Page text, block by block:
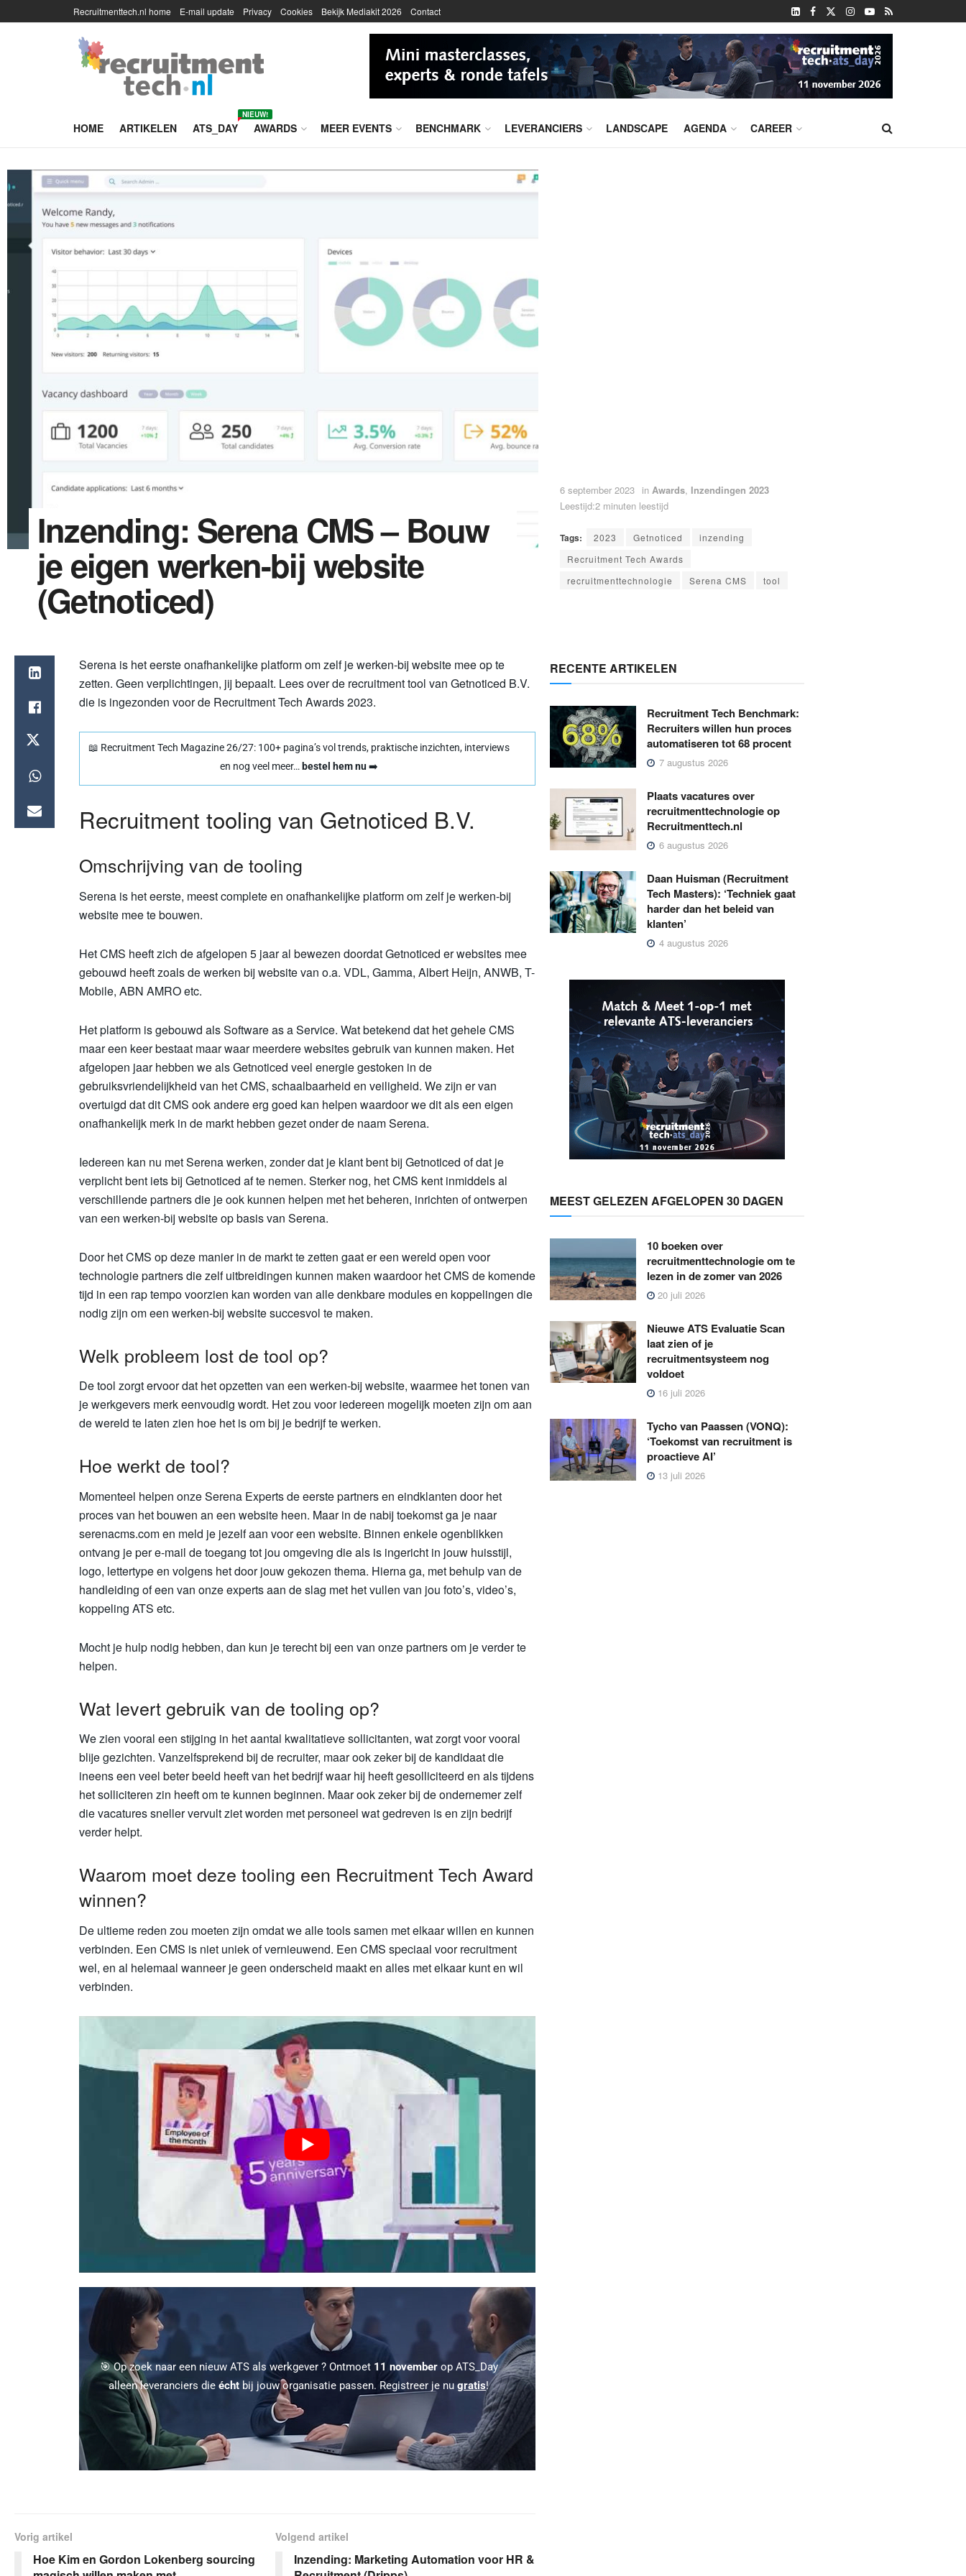
Recruitmenttech.nl home E-mail update Privacy Cookies Bekijk Mediakit 2026 Contact
HOME ARTIKELEN ATS_DAY
NIEUW!
AWARDS MEER EVENTS BENCHMARK LEVERANCIERS LANDSCAPE AGENDA CAREER
Inzending: Serena CMS – Bouw
je eigen werken-bij website
(Getnoticed)
6 september 2023 in Awards, Inzendingen 2023
Leestijd:2 minuten leestijd
Tags: 2023 Getnoticed
inzending
Recruitment Tech Awards
recruitmenttechnologie
Serena CMS tool
Serena is het eerste onafhankelijke platform om zelf je werken-bij website mee op te
zetten. Geen verplichtingen, jij bepaalt. Lees over de recruitment tool van Getnoticed B.V.
die is ingezonden voor de Recruitment Tech Awards 2023.
📖 Recruitment Tech Magazine 26/27: 100+ pagina’s vol trends, praktische inzichten, interviews
en nog veel meer… bestel hem nu➡️
Recruitment tooling van Getnoticed B.V.
Omschrijving van de tooling
Serena is het eerste, meest complete en onafhankelijke platform om zelf je werken-bij
website mee te bouwen.
Het CMS heeft zich de afgelopen 5 jaar al bewezen doordat Getnoticed er websites mee
gebouwd heeft zoals de werken bij website van o.a. VDL, Gamma, Albert Heijn, ANWB, T-
Mobile, ABN AMRO etc.
Het platform is gebouwd als Software as a Service. Wat betekend dat het gehele CMS
maar een keer bestaat maar waar meerdere websites gebruik van kunnen maken. Het
afgelopen jaar hebben we als Getnoticed veel energie gestoken in de
gebruiksvriendelijkheid van het CMS, schaalbaarheid en veiligheid. We zijn er van
overtuigd dat dit CMS ook andere erg goed kan helpen waardoor we dit als een eigen
onafhankelijk merk in de markt hebben gezet onder de naam Serena.
Iedereen kan nu met Serena werken, zonder dat je klant bent bij Getnoticed of dat je
verplicht bent iets bij Getnoticed af te nemen. Sterker nog, het CMS kent inmiddels al
verschillende partners die je ook kunnen helpen met het beheren, inrichten of ontwerpen
van een werken-bij website op basis van Serena.
Door het CMS op deze manier in de markt te zetten gaat er een wereld open voor
technologie partners die zelf uitbreidingen kunnen maken waardoor het CMS de komende
tijd in een rap tempo voorzien kan worden van alle denkbare modules en koppelingen die
nodig zijn om een werken-bij website succesvol te maken.
Welk probleem lost de tool op?
De tool zorgt ervoor dat het opzetten van een werken-bij website, waarmee het tonen van
je werkgevers merk eenvoudig wordt. Het zou voor iedereen mogelijk moeten zijn om aan
de wereld te laten zien hoe het is om bij je bedrijf te werken.
Hoe werkt de tool?
Momenteel helpen onze Serena Experts de eerste partners en eindklanten door het
proces van het bouwen an een website heen. Maar in de nabij toekomst ga je naar
serenacms.com en meld je jezelf aan voor een website. Binnen enkele ogenblikken
ontvang je per e-mail de toegang tot jou omgeving die als is ingericht in jouw huisstijl,
logo, lettertype en volgens het door jouw gekozen thema. Hierna ga, met behulp van de
handleiding of een van onze experts aan de slag met het vullen van jou foto’s, video’s,
koppeling ATS etc.
Mocht je hulp nodig hebben, dan kun je terecht bij een van onze partners om je verder te
helpen.
Wat levert gebruik van de tooling op?
We zien vooral een stijging in het aantal kwalitatieve sollicitanten, wat zorgt voor vooral
blije gezichten. Vanzelfsprekend bij de recruiter, maar ook zeker bij de kandidaat die
ineens een veel beter beeld heeft van het bedrijf waar hij heeft gesolliciteerd en als tijdens
het solliciteren zin heeft om te kunnen beginnen. Maar ook zeker bij de ondernemer zelf
die vacatures sneller vervult ziet worden met personeel wat gedreven is en zijn bedrijf
verder helpt.
Waarom moet deze tooling een Recruitment Tech Award
winnen?
De ultieme reden zou moeten zijn omdat we alle tools samen met elkaar willen en kunnen
verbinden. Een CMS is niet uniek of vernieuwend. Een CMS speciaal voor recruitment
wel, en al helemaal wanneer je geen onderscheid maakt en alles met elkaar kunt en wil
verbinden.
🎯 Op zoek naar een nieuw ATS als werkgever ? Ontmoet 11 novemberop ATS_Day
alleen leveranciers dieécht bij jouw organisatie passen. Registreer je nugratis!
Vorig artikel
Hoe Kim en Gordon Lokenberg sourcing
Volgend artikel
Inzending: Marketing Automation voor HR &
RECENTE ARTIKELEN
Recruitment Tech Benchmark:
Recruiters willen hun proces
automatiseren tot 68 procent
7 augustus 2026
Plaats vacatures over
recruitmenttechnologie op
Recruitmenttech.nl
6 augustus 2026
Daan Huisman (Recruitment
Tech Masters): ‘Techniek gaat
harder dan het beleid van
klanten’
4 augustus 2026
MEEST GELEZEN AFGELOPEN 30 DAGEN
10 boeken over
recruitmenttechnologie om te
lezen in de zomer van 2026
20 juli 2026
Nieuwe ATS Evaluatie Scan
laat zien of je
recruitmentsysteem nog
voldoet
16 juli 2026
Tycho van Paassen (VONQ):
‘Toekomst van recruitment is
proactieve AI’
13 juli 2026